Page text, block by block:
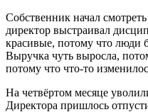
Собственник начал
директор выстраивал
красивые, потому что люди
Выручка чуть выросла,
потому что что-то
На четвёртом месяце
Директора пришлось